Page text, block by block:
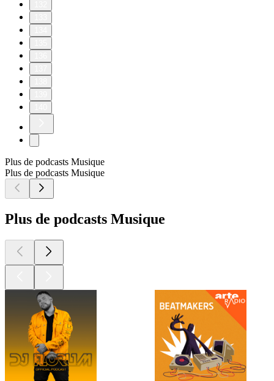
Plus de podcasts Musique
Plus de podcasts Musique
Plus de podcasts Musique